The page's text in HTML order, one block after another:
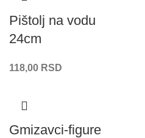
Pištolj na vodu
24cm
118,00 RSD
Gmizavci-figure